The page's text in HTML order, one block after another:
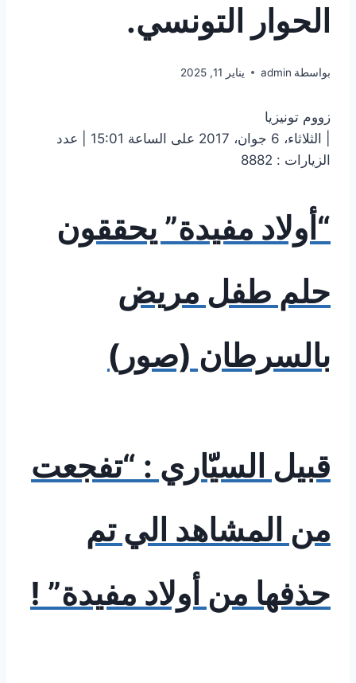
الحوار التونسي.
بواسطة admin يناير 11, 2025
زووم تونيزيا
| الثلاثاء، 6 جوان، 2017 على الساعة 15:01 | عدد
الزيارات : 8882
“أولاد مفيدة” يحققون
حلم طفل مريض
بالسرطان (صور)
قبيل السيّاري : “تفجعت
من المشاهد الي تم
حذفها من أولاد مفيدة” !